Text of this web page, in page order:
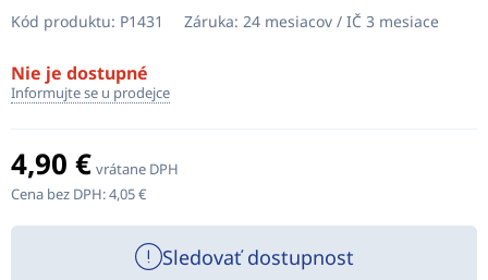
Kód produktu: P1431 Záruka: 24 mesiacov / IČ 3 mesiace
Nie je dostupné
Informujte se u prodejce
4,90 € vrátane DPH
Cena bez DPH:4,05 €
Sledovať dostupnost